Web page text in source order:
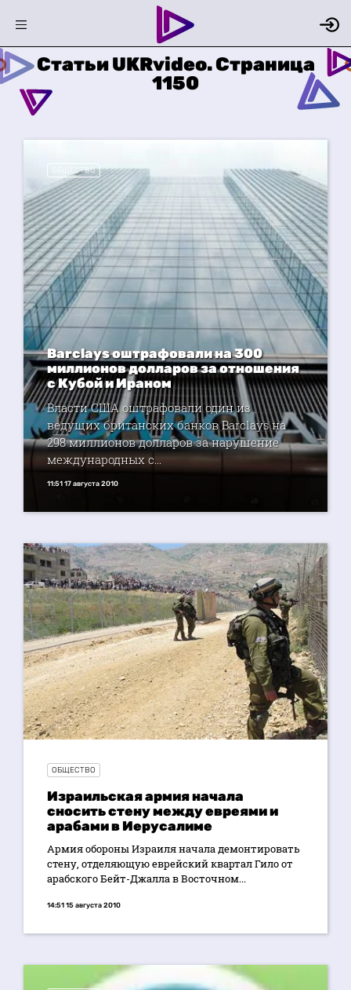
Статьи UKRvideo. Страница
1150
ОБЩЕСТВО
Barclays оштрафовали на 300
миллионов долларов за отношения
с Кубой и Ираном
Власти США оштрафовали один из
ведущих британских банков Barclays на
298 миллионов долларов за нарушение
международных с...
11:51 17 августа 2010
ОБЩЕСТВО
Израильская армия начала
сносить стену между евреями и
арабами в Иерусалиме
Армия обороны Израиля начала демонтировать
стену, отделяющую еврейский квартал Гило от
арабского Бейт-Джалла в Восточном...
14:51 15 августа 2010